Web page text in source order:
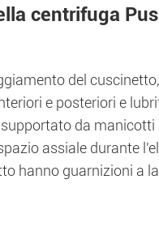
centrifuga
del
e posteriori e
da manicotti
assiale durante
hanno guarnizioni a